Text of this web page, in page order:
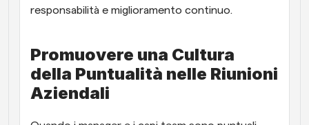
responsabilità e miglioramento continuo.
Promuovere una Cultura
della Puntualità nelle Riunioni
Aziendali